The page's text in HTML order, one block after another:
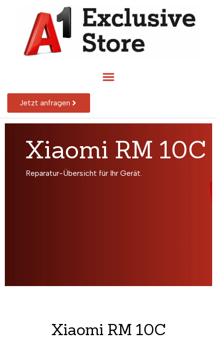
Jetzt anfragen
Xiaomi RM 10C
Reparatur-Übersicht für Ihr Gerät.
Xiaomi RM 10C